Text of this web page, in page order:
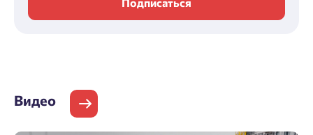
Видео
Нажимая кнопку «Отправить», вы даёте согласие на обработку
персональных данных.